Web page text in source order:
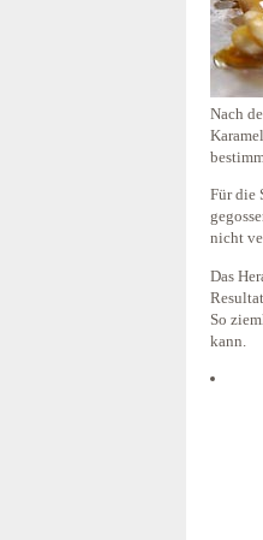
Nach
Für die
nicht
Das
So
kann.